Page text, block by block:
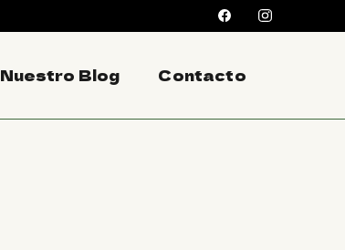
Nuestro Blog Contacto